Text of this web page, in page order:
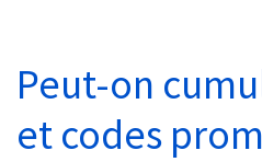
Peut-on
et codes